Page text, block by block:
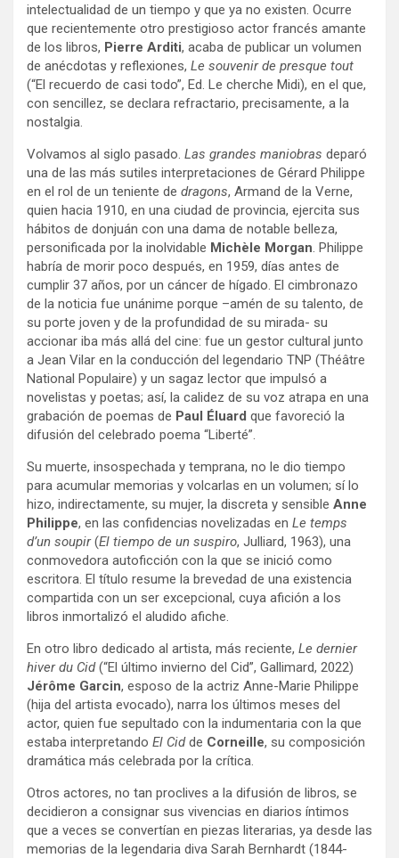
intelectualidad de un tiempo y que ya no existen. Ocurre
que recientemente otro prestigioso actor francés amante
de los libros, Pierre Arditi, acaba de publicar un volumen
de anécdotas y reflexiones, Le souvenir de presque tout
(“El recuerdo de casi todo”, Ed. Le cherche Midi), en el que,
con sencillez, se declara refractario, precisamente, a la
nostalgia.
Volvamos al siglo pasado. Las grandes maniobras deparó
una de las más sutiles interpretaciones de Gérard Philippe
en el rol de un teniente de dragons, Armand de la Verne,
quien hacia 1910, en una ciudad de provincia, ejercita sus
hábitos de donjuán con una dama de notable belleza,
personificada por la inolvidable Michèle Morgan . Philippe
habría de morir poco después, en 1959, días antes de
cumplir 37 años, por un cáncer de hígado. El cimbronazo
de la noticia fue unánime porque –amén de su talento, de
su porte joven y de la profundidad de su mirada- su
accionar iba más allá del cine: fue un gestor cultural junto
a Jean Vilar en la conducción del legendario TNP (Théâtre
National Populaire) y un sagaz lector que impulsó a
novelistas y poetas; así, la calidez de su voz atrapa en una
grabación de poemas de Paul Éluard que favoreció la
difusión del celebrado poema “Liberté”.
Su muerte, insospechada y temprana, no le dio tiempo
para acumular memorias y volcarlas en un volumen; sí lo
hizo, indirectamente, su mujer, la discreta y sensible Anne
Philippe, en las confidencias novelizadas en Le temps
d’un soupir(El tiempo de un suspiro, Julliard, 1963), una
conmovedora autoficción con la que se inició como
escritora. El título resume la brevedad de una existencia
compartida con un ser excepcional, cuya afición a los
libros inmortalizó el aludido afiche.
En otro libro dedicado al artista, más reciente, Le dernier
hiver du Cid(“El último invierno del Cid”, Gallimard, 2022)
Jérôme Garcin, esposo de la actriz Anne-Marie Philippe
(hija del artista evocado), narra los últimos meses del
actor, quien fue sepultado con la indumentaria con la que
estaba interpretando El Cidde Corneille, su composición
dramática más celebrada por la crítica.
Otros actores, no tan proclives a la difusión de libros, se
decidieron a consignar sus vivencias en diarios íntimos
que a veces se convertían en piezas literarias, ya desde las
memorias de la legendaria diva Sarah Bernhardt (1844-